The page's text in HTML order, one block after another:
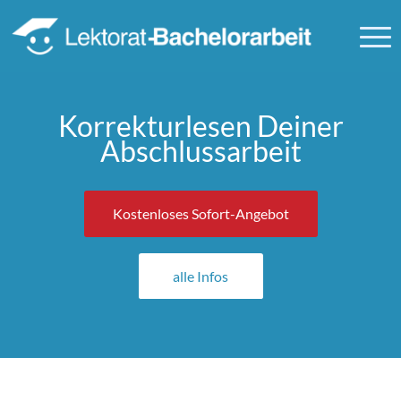
Korrekturlesen Deiner
Abschlussarbeit
Kostenloses Sofort-Angebot
alle Infos